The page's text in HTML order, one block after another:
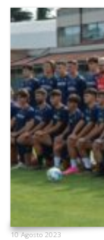
10 Agosto 2023